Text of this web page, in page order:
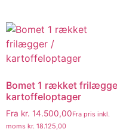
Bomet 1 rækket
kartoffeloptager
Fra kr. 14.500,00Fra pris inkl.
moms kr. 18.125,00